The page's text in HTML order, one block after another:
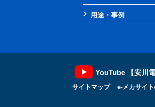
用途・事例
YouTube 【安川
サイトマップ e-メカサイ